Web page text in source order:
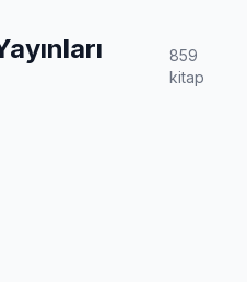
859
kitap